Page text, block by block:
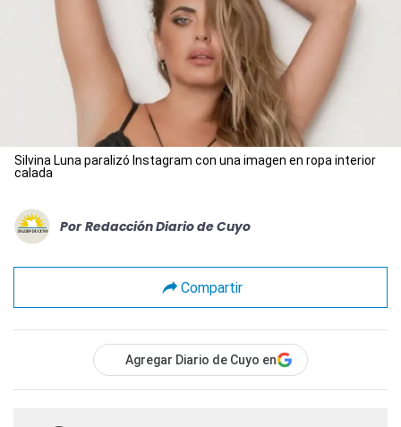
Silvina Luna paralizó Instagram con una imagen en ropa interior
calada
Por Redacción Diario de Cuyo
Compartir
Agregar Diario de Cuyo en